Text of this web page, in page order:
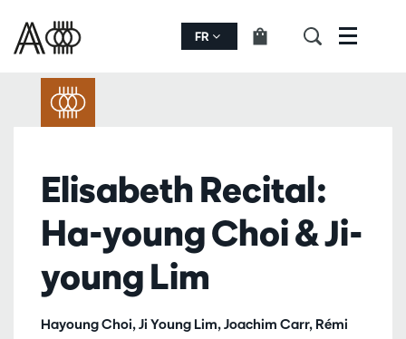
FR Menu
Elisabeth Recital:
Ha-young Choi & Ji-
young Lim
Hayoung Choi, Ji Young Lim, Joachim Carr, Rémi